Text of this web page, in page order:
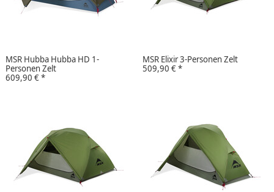
MSR Hubba Hubba HD 1-
Personen Zelt
609,90 €*
MSR Elixir 3-Personen Zelt
509,90 €*